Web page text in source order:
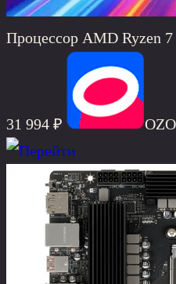
Процессор AMD Ryzen
31 994 ₽